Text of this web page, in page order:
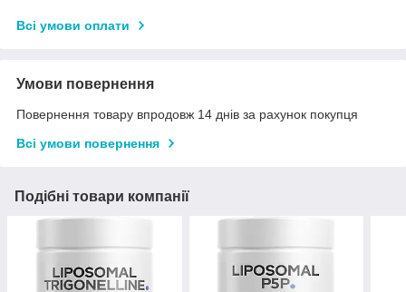
Всі умови оплати
Умови повернення
Повернення товару впродовж 14 днів за рахунок покупця
Всі умови повернення
Подібні товари компанії